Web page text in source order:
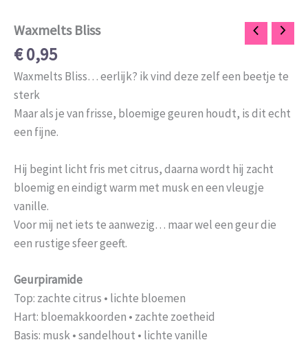
Waxmelts Bliss
€0,95
Waxmelts Bliss… eerlijk? ik vind deze zelf een beetje te
sterk
Maar als je van frisse, bloemige geuren houdt, is dit echt
een fijne.
Hij begint licht fris met citrus, daarna wordt hij zacht
bloemig en eindigt warm met musk en een vleugje
vanille.
Voor mij net iets te aanwezig… maar wel een geur die
een rustige sfeer geeft.
Geurpiramide
Top: zachte citrus • lichte bloemen
Hart: bloemakkoorden • zachte zoetheid
Basis: musk • sandelhout • lichte vanille